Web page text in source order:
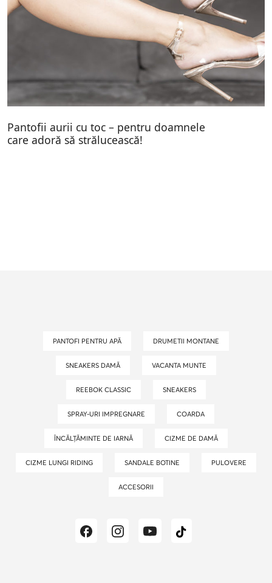
Pantofii aurii cu toc – pentru doamnele
care adoră să strălucească!
PANTOFI PENTRU APĂ DRUMETII MONTANE
SNEAKERS DAMĂ VACANTA MUNTE
REEBOK CLASSIC SNEAKERS
SPRAY-URI IMPREGNARE COARDA
ÎNCĂLȚĂMINTE DE IARNĂ CIZME DE DAMĂ
CIZME LUNGI RIDING SANDALE BOTINE PULOVERE
ACCESORII